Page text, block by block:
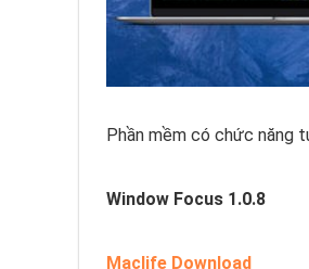
Phần mềm có chức năng
Window Focus 1.0.8
Maclife Download